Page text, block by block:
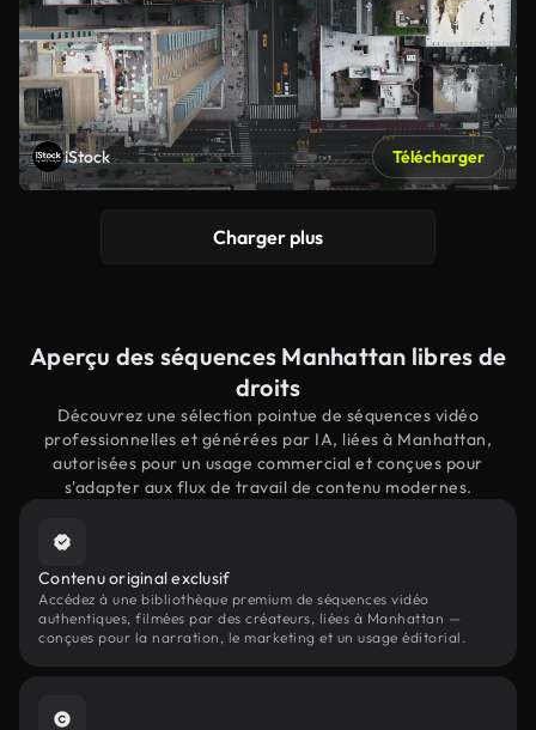
iStock Télécharger
Charger plus
Aperçu des séquences Manhattan libres de
droits
Découvrez une sélection pointue de séquences vidéo
professionnelles et générées par IA, liées à Manhattan,
autorisées pour un usage commercial et conçues pour
s'adapter aux flux de travail de contenu modernes.
Contenu original exclusif
Accédez à une bibliothèque premium de séquences vidéo
authentiques, filmées par des créateurs, liées à Manhattan —
conçues pour la narration, le marketing et un usage éditorial.